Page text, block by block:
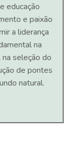
educação
e paixão
a liderança
na
seleção do
de pontes
natural.